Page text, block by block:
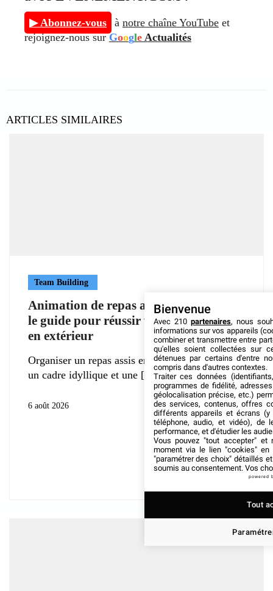
▶ Abonnez-vous à notre chaîne YouTube et
rejoignez-nous surGoogle Actualités
ARTICLES SIMILAIRES
Team Building
Animation de repas assis champêtre :
le guide pour réussir votre événement
en extérieur
Organiser un repas assis en pleine nature offre
un cadre idyllique et une
6 août 2026
Bienvenue
Avec 210 partenaires, nous
informations sur vos appareils
combiner et transmettre entre
qu'elles soient collectées sur
détenues par certains d'entre
compris dans d'autres contextes.
Traiter ces données
programmes de fidélité,
géolocalisation précise, etc.)
des services, contenus, offres
différents appareils et écrans (y
téléphone, audio, et vidéo), de
performance, et d'étudier les
Vous pouvez "tout accepter" et
moment via le lien "cookies" en
"paramétrer des choix" détaillés
soumis au consentement. Vos
powered
Tout